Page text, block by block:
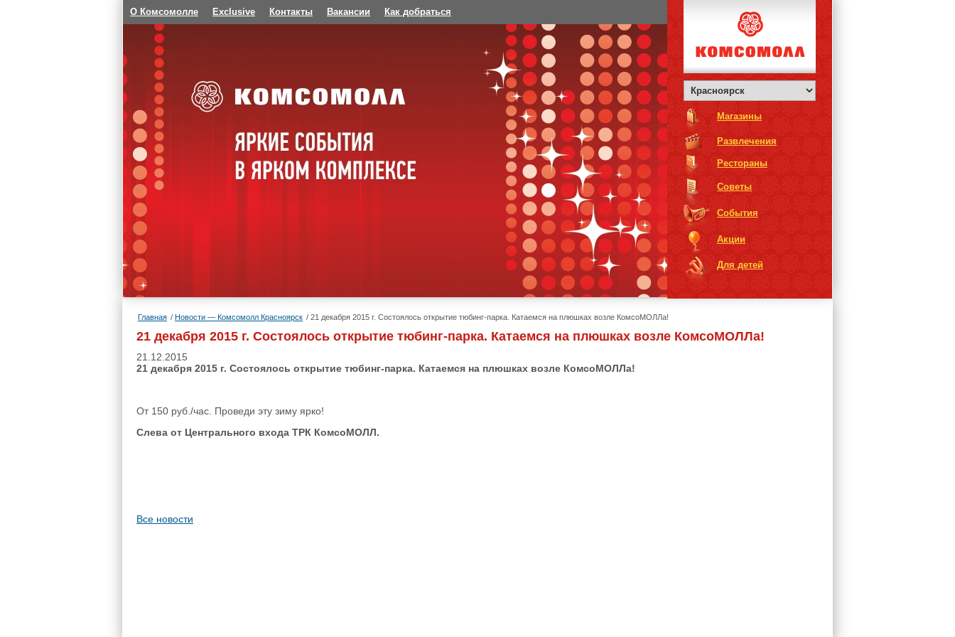
О Комсомолле Exclusive Контакты Вакансии Как добраться
Магазины
Развлечения
Рестораны
Советы
События
Акции
Для детей
Главная Новости — Комсомолл Красноярск 21 декабря 2015 г. Состоялось открытие тюбинг-парка. Катаемся на плюшках возле КомсоМОЛЛа!
21 декабря 2015 г. Состоялось открытие тюбинг-парка. Катаемся на плюшках возле КомсоМОЛЛа!
21.12.2015
21 декабря 2015 г. Состоялось открытие тюбинг-парка. Катаемся на плюшках возле КомсоМОЛЛа!
От 150 руб./час. Проведи эту зиму ярко!
Слева от Центрального входа ТРК КомсоМОЛЛ.
Все новости